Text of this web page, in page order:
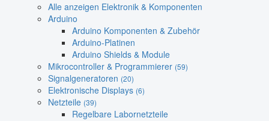
Alle anzeigen Elektronik & Komponenten
Arduino
Arduino Komponenten & Zubehör
Arduino-Platinen
Arduino Shields & Module
Mikrocontroller & Programmierer (59)
Signalgeneratoren (20)
Elektronische Displays (6)
Netzteile (39)
Regelbare Labornetzteile